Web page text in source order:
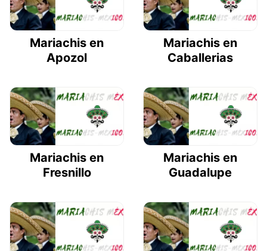
Mariachis en
Apozol
Mariachis en
Caballerias
Mariachis en
Fresnillo
Mariachis en
Guadalupe